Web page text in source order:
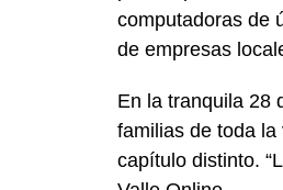
computadoras de
de empresas
En la tranquila 28
familias de toda
capítulo distinto.